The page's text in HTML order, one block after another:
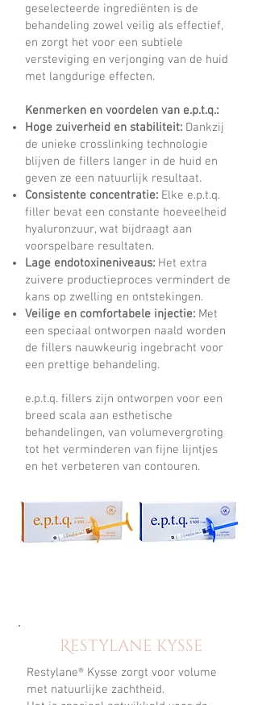
geselecteerde ingrediënten is de
behandeling zowel veilig als effectief,
en zorgt het voor een subtiele
versteviging en verjonging van de huid
met langdurige effecten.
Kenmerken en voordelen van e.p.t.q.:
Hoge zuiverheid en stabiliteit: Dankzij
de unieke crosslinking technologie
blijven de fillers langer in de huid en
geven ze een natuurlijk resultaat.
Consistente concentratie: Elke e.p.t.q.
filler bevat een constante hoeveelheid
hyaluronzuur, wat bijdraagt aan
voorspelbare resultaten.
Lage endotoxineniveaus: Het extra
zuivere productieproces vermindert de
kans op zwelling en ontstekingen.
Veilige en comfortabele injectie: Met
een speciaal ontworpen naald worden
de fillers nauwkeurig ingebracht voor
een prettige behandeling.
e.p.t.q. fillers zijn ontworpen voor een
breed scala aan esthetische
behandelingen, van volumevergroting
tot het verminderen van fijne lijntjes
en het verbeteren van contouren.
Restylane kysse
Restylane® Kysse zorgt voor volume
met natuurlijke zachtheid.